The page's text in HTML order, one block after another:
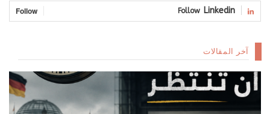
Linkedin
Follow
Follow
آخر المقالات